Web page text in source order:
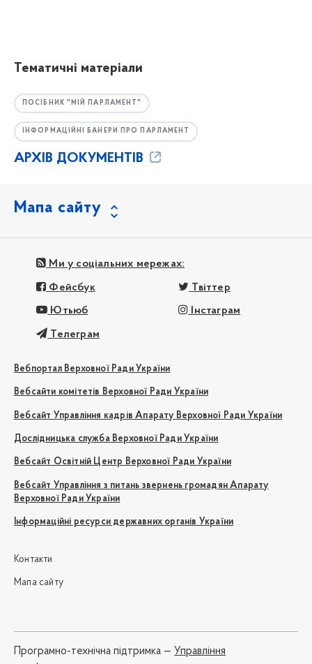
Тематичні матеріали
ПОСІБНИК "МІЙ ПАРЛАМЕНТ"
ІНФОРМАЦІЙНІ БАНЕРИ ПРО ПАРЛАМЕНТ
АРХІВ ДОКУМЕНТІВ
Мапа сайту
Ми у соціальних мережах:
Фейсбук Твіттер
Ютьюб Інстаграм
Телеграм
Вебпортал Верховної Ради України
Вебсайти комітетів Верховної Ради України
Вебсайт Управління кадрів Апарату Верховної Ради України
Дослідницька служба Верховної Ради України
Вебсайт Освітній Центр Верховної Ради України
Вебсайт Управління з питань звернень громадян Апарату
Верховної Ради України
Інформаційні ресурси державних органів України
Контакти
Мапа сайту
Програмно-технічна підтримка — Управління